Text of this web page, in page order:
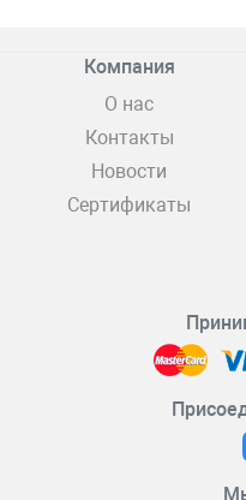
Компания
О нас
Контакты
Новости
Сертификаты